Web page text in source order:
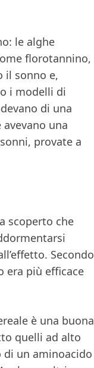
le alghe
florotannino,
il sonno e,
i modelli di
di una
una
provate a
scoperto che
Secondo
era più efficace
è una buona
quelli ad alto
un aminoacido